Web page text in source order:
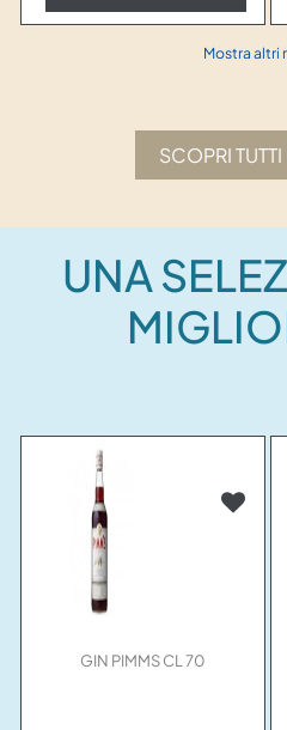
Mostra altri
SCOPRI
UNA
GIN PIMMS CL 70